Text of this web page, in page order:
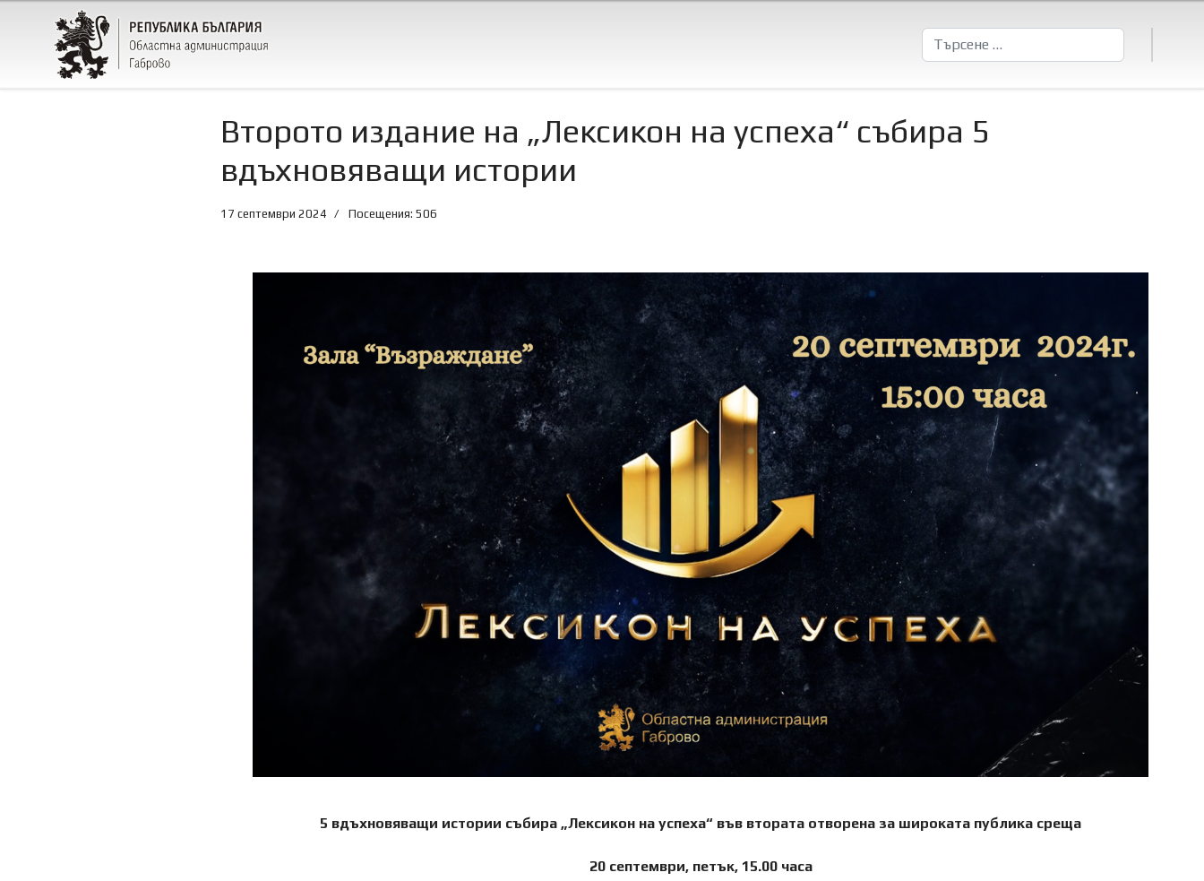
Търсене
Второто издание на „Лексикон на успеха“ събира 5
вдъхновяващи истории
17 септември 2024 Посещения: 506
5 вдъхновяващи истории събира „Лексикон на успеха“ във втората отворена за широката публика среща
20 септември, петък, 15.00 часа